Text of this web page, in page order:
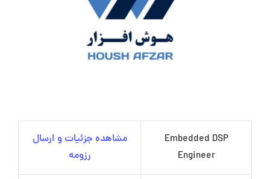
Embedded DSP
Engineer
مشاهده جزئیات و ارسال
رزومه